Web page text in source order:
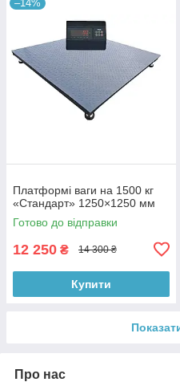
–14%
Платформі ваги на 1500 кг
«Стандарт» 1250×1250 мм
Готово до відправки
12 250 ₴ 14 300 ₴
Купити
Про нас